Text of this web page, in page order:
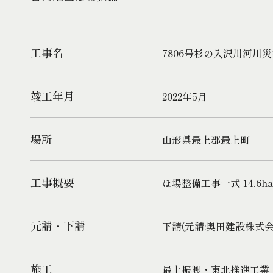
工事名 7806号杉の入沢川河川
竣工年月 2022年5月
場所 山形県最上郡最上町
工事概要 ほ場整備工事一式 14.6ha
元請・下請 下請(元請:奥田建設株式
施工 最上振興・東北推進工業